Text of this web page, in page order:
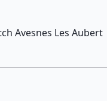
Avesnes Les Aubert